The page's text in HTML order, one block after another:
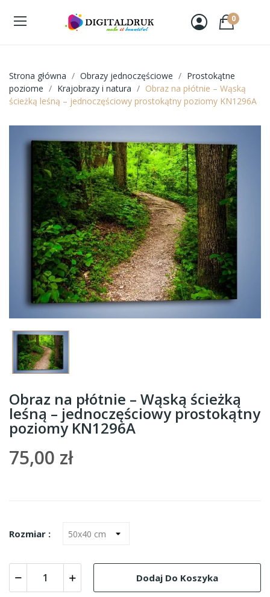
0
Strona główna Obrazy jednoczęściowe
Prostokątne
poziome
Krajobrazy i natura
Obraz na płótnie – Wąską
ścieżką leśną – jednoczęściowy prostokątny poziomy KN1296A
Obraz na płótnie – Wąską ścieżką
leśną – jednoczęściowy prostokątny
poziomy KN1296A
75,00 zł
Rozmiar :
Dodaj Do Koszyka